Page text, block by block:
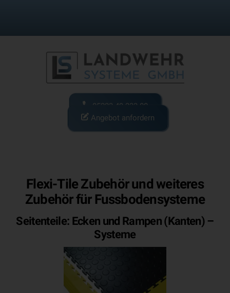
05223-49 233 00
Angebot anfordern
Flexi-Tile Zubehör und weiteres
Zubehör für Fussbodensysteme
Seitenteile: Ecken und Rampen (Kanten) –
Systeme